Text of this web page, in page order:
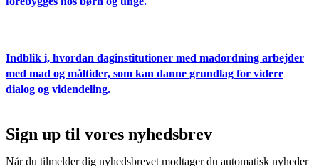
Indblik i, hvordan daginstitutioner med madordning arbejder
med mad og måltider, som kan danne grundlag for videre
dialog og videndeling.
Sign up til vores nyhedsbrev
Når du tilmelder dig nyhedsbrevet modtager du automatisk nyheder